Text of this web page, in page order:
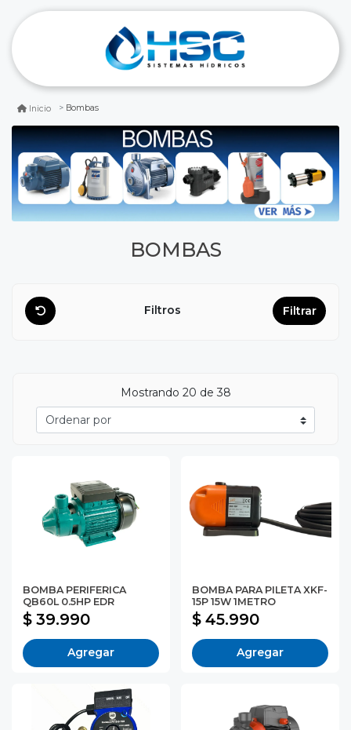
Inicio Bombas
BOMBAS
Filtros Filtrar
Mostrando 20 de 38
BOMBA PERIFERICA
QB60L 0.5HP EDR
$ 39.990
Agregar
BOMBA PARA PILETA XKF-
15P 15W 1METRO
$ 45.990
Agregar